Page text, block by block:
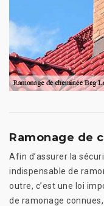
Ramonage de
Afin d’assurer la
indispensable de
outre, c’est une loi
de ramonage